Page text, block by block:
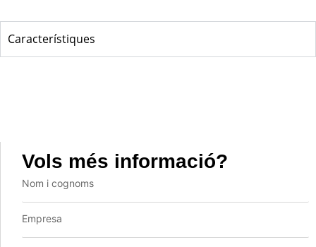
Característiques
Vols més informació?